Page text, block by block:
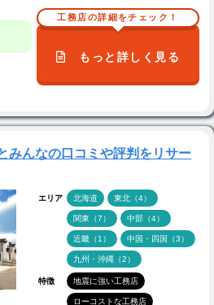
工務店の詳細をチェック！
もっと詳しく見る
みんなの口コミや評判をリサー
エリア 北海道 東北（4）
関東（7） 中部（4）
近畿（1） 中国・四国（3）
九州・沖縄（2）
特徴 地震に強い工務店
ローコストな工務店